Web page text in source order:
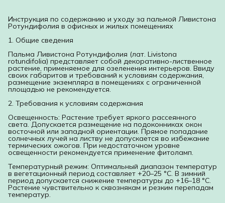
Инструкция по содержанию и уходу за пальмой Ливистона
Ротундифолия в офисных и жилых помещениях
1. Общие сведения
Пальма Ливистона Ротундифолия (лат. Livistona
rotundifolia) представляет собой декоративно-лиственное
растение, применяемое для озеленения интерьеров. Ввиду
своих габаритов и требований к условиям содержания,
размещение экземпляра в помещениях с ограниченной
площадью не рекомендуется.
2. Требования к условиям содержания
Освещенность: Растение требует яркого рассеянного
света. Допускается размещение на подоконниках окон
восточной или западной ориентации. Прямое попадание
солнечных лучей на листву не допускается во избежание
термических ожогов. При недостаточном уровне
освещенности рекомендуется применение фитоламп.
Температурный режим: Оптимальный диапазон температур
в вегетационный период составляет +20–25 °C. В зимний
период допускается снижение температуры до +16–18 °C.
Растение чувствительно к сквознякам и резким перепадам
температур.